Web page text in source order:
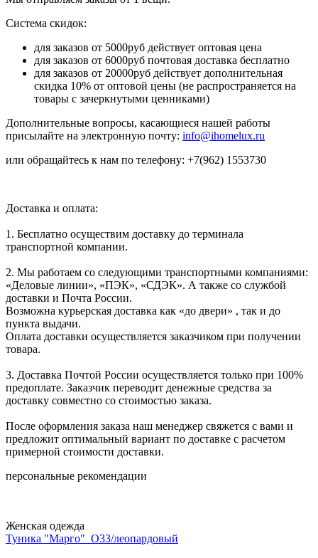
Система скидок:
для заказов от 5000руб действует оптовая цена
для заказов от 6000руб почтовая доставка бесплатно
для заказов от 20000руб действует дополнительная
скидка 10% от оптовой цены (не распространяется на
товары с зачеркнутыми ценниками)
Дополнительные вопросы, касающиеся нашей работы
присылайте на электронную почту: info@ihomelux.ru
или обращайтесь к нам по телефону: +7(962) 1553730
Доставка и оплата:
1. Бесплатно осуществим доставку до терминала
транспортной компании.
2. Мы работаем со следующими транспортными компаниями:
«Деловые линии», «ПЭК», «СДЭК». А также со службой
доставки и Почта России.
Возможна курьерская доставка как «до двери» , так и до
пункта выдачи.
Оплата доставки осуществляется заказчиком при получении
товара.
3. Доставка Почтой России осуществляется только при 100%
предоплате. Заказчик переводит денежные средства за
доставку совместно со стоимостью заказа.
После оформления заказа наш менеджер свяжется с вами и
предложит оптимальный вариант по доставке с расчетом
примерной стоимости доставки.
персональные рекомендации
Женская одежда
Туника "Марго"_О33/леопардовый